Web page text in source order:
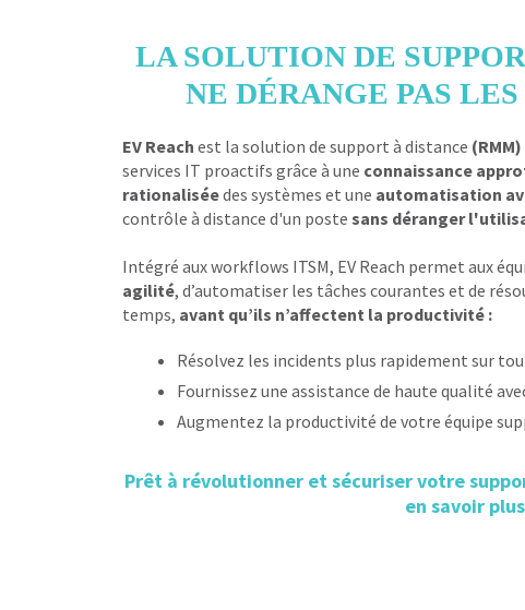
LA SOLUTION DE
NE DÉRANGE PAS
EV Reach est la solution de support à distance (RMM)
services IT proactifs grâce à une connaissance
rationaliséedes systèmes et une automatisation
contrôle à distance d'un poste sans déranger
Intégré aux workflows ITSM, EV Reach permet aux
agilité, d’automatiser les tâches courantes et de
temps, avant qu’ils n’affectent la productivité :
Résolvez les incidents plus rapidement sur
Fournissez une assistance de haute qualité
Augmentez la productivité de votre équipe
Prêt à révolutionner et sécuriser votre
en savoir